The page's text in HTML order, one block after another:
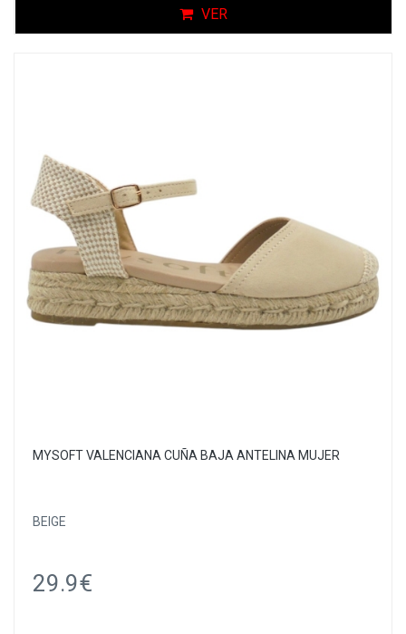
VER
MYSOFT VALENCIANA CUÑA BAJA ANTELINA MUJER
BEIGE
29.9€